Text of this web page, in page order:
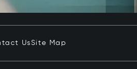
UsSite Map